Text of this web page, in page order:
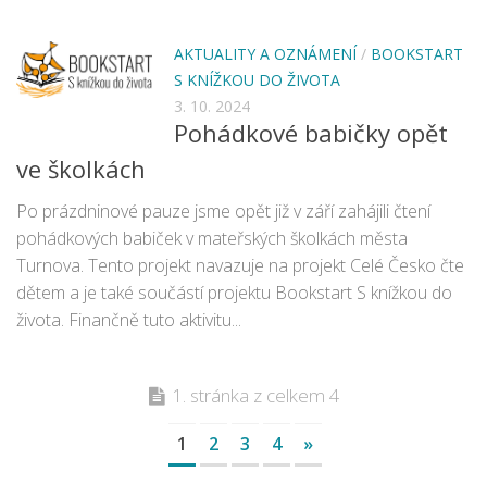
AKTUALITY A OZNÁMENÍ / BOOKSTART
S KNÍŽKOU DO ŽIVOTA
3. 10. 2024
Pohádkové babičky opět
ve školkách
Po prázdninové pauze jsme opět již v září zahájili čtení
pohádkových babiček v mateřských školkách města
Turnova. Tento projekt navazuje na projekt Celé Česko čte
dětem a je také součástí projektu Bookstart S knížkou do
života. Finančně tuto aktivitu...
1. stránka z celkem 4
1 2 3 4 »